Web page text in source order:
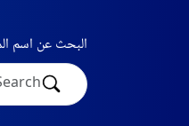
البحث عن اسم